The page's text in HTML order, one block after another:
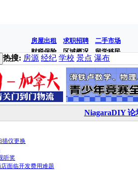
房屋出租 求职招聘
二手市场
财税保险
区域概况 留学移民
热搜: 房源 经纪 学校 景点 瀑布
NiagaraDIY 论
描仪更换
听奖
面临开发费用难题